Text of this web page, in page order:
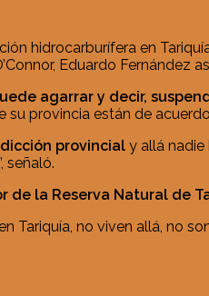
hidrocarburífera en
Eduardo Fernández
agarrar y decir,
su provincia están de
provincial y allá
señaló.
de la Reserva Natural de
Tariquía, no viven allá, no